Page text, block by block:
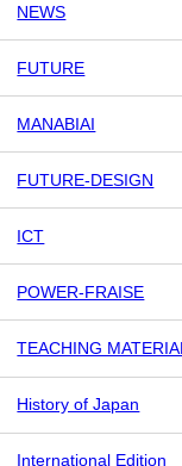
NEWS
FUTURE
MANABIAI
FUTURE-DESIGN
ICT
POWER-FRAISE
TEACHING
History of Japan
International Edition